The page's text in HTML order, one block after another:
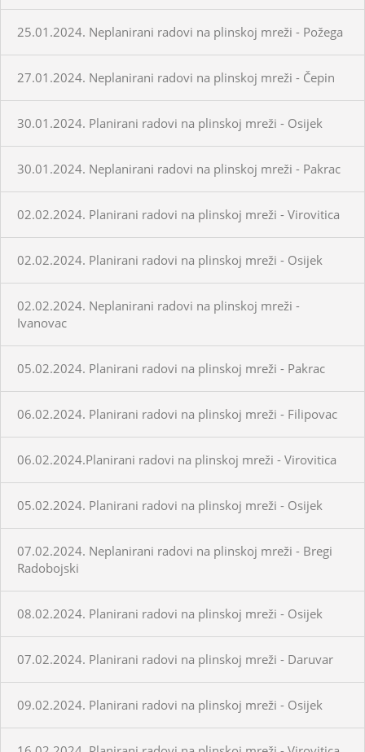
25.01.2024. Neplanirani radovi na plinskoj mreži - Požega
27.01.2024. Neplanirani radovi na plinskoj mreži - Čepin
30.01.2024. Planirani radovi na plinskoj mreži - Osijek
30.01.2024. Neplanirani radovi na plinskoj mreži - Pakrac
02.02.2024. Planirani radovi na plinskoj mreži - Virovitica
02.02.2024. Planirani radovi na plinskoj mreži - Osijek
02.02.2024. Neplanirani radovi na plinskoj mreži -
Ivanovac
05.02.2024. Planirani radovi na plinskoj mreži - Pakrac
06.02.2024. Planirani radovi na plinskoj mreži - Filipovac
06.02.2024.Planirani radovi na plinskoj mreži - Virovitica
05.02.2024. Planirani radovi na plinskoj mreži - Osijek
07.02.2024. Neplanirani radovi na plinskoj mreži - Bregi
Radobojski
08.02.2024. Planirani radovi na plinskoj mreži - Osijek
07.02.2024. Planirani radovi na plinskoj mreži - Daruvar
09.02.2024. Planirani radovi na plinskoj mreži - Osijek